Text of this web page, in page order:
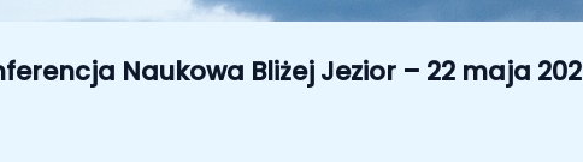
Naukowa Bliżej Jezior – 22 maja